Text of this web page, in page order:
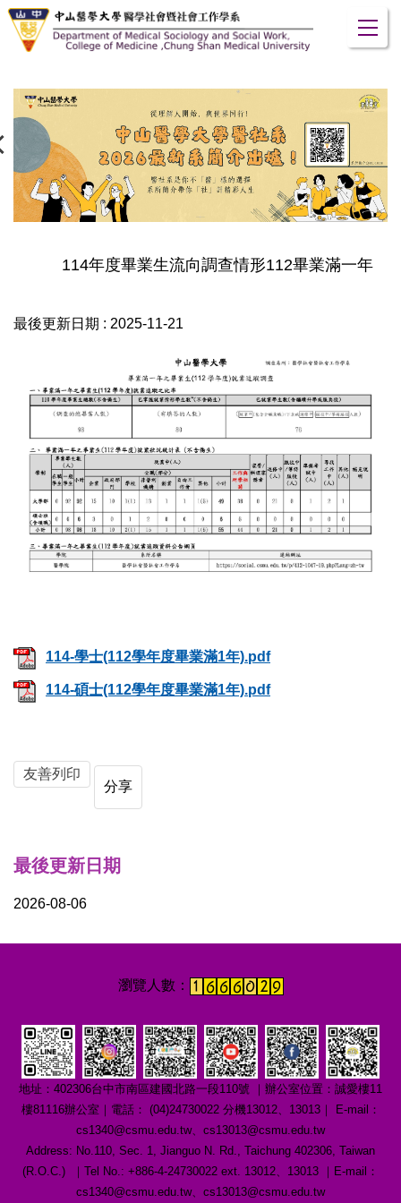
跳
到
容
區
114年度畢業生流向調查情形112畢業滿一年
最後更新日期 : 2025-11-21
114-學士(112學年度畢業滿1年).pdf
114-碩士(112學年度畢業滿1年).pdf
友善列印
分享
最後更新日期
2026-08-06
地址：402306台中市南區建國北路一段110號 ｜辦公室位置：誠愛樓11
樓81116辦公室｜電話： (04)24730022 分機13012、13013｜ E-mail：
cs1340@csmu.edu.tw、cs13013@csmu.edu.tw
Address: No.110, Sec. 1, Jianguo N. Rd., Taichung 402306, Taiwan
(R.O.C.) ｜Tel No.: +886-4-24730022 ext. 13012、13013 ｜E-mail：
cs1340@csmu.edu.tw、cs13013@csmu.edu.tw